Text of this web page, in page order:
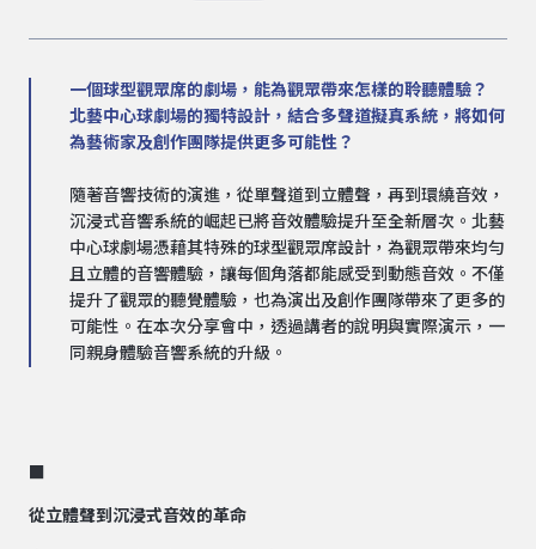
一個球型觀眾席的劇場，能為觀眾帶來怎樣的聆聽體驗？
北藝中心球劇場的獨特設計，結合多聲道擬真系統，將如何
為藝術家及創作團隊提供更多可能性？
隨著音響技術的演進，從單聲道到立體聲，再到環繞音效，
沉浸式音響系統的崛起已將音效體驗提升至全新層次。北藝
中心球劇場憑藉其特殊的球型觀眾席設計，為觀眾帶來均勻
且立體的音響體驗，讓每個角落都能感受到動態音效。不僅
提升了觀眾的聽覺體驗，也為演出及創作團隊帶來了更多的
可能性。在本次分享會中，透過講者的說明與實際演示，一
同親身體驗音響系統的升級。
從立體聲到沉浸式音效的革命